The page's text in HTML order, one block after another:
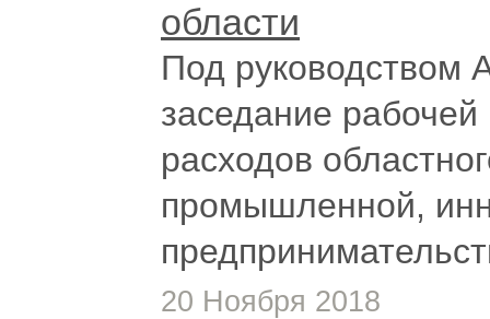
области
Под руководством
заседание
расходов
промышленной,
20 Ноября 2018